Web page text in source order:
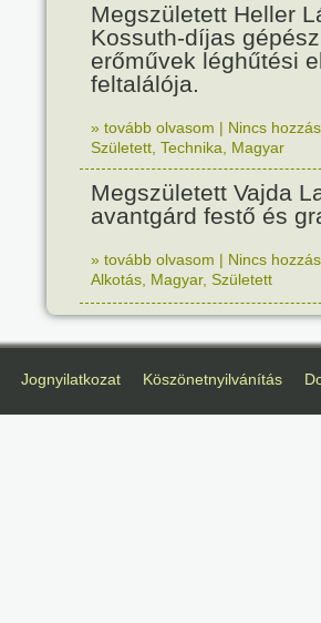
Megszületett Heller
Kossuth-díjas
erőművek léghűtési
feltalálója.
» tovább olvasom | Nincs
Született Technika Magyar
Megszületett Vajda
avantgárd festő és
» tovább olvasom | Nincs
Alkotás Magyar, Született
Jognyilatkozat Köszönetnyilvánítás